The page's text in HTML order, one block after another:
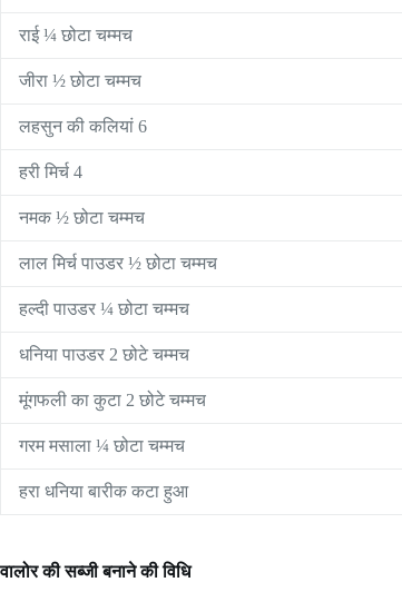
राई ¼ छोटा चम्मच
जीरा ½ छोटा चम्मच
लहसुन की कलियां 6
हरी मिर्च 4
नमक ½ छोटा चम्मच
लाल मिर्च पाउडर ½ छोटा चम्मच
हल्दी पाउडर ¼ छोटा चम्मच
धनिया पाउडर 2 छोटे चम्मच
मूंगफली का कुटा 2 छोटे चम्मच
गरम मसाला ¼ छोटा चम्मच
हरा धनिया बारीक कटा हुआ
वालोर की सब्जी बनाने की विधि